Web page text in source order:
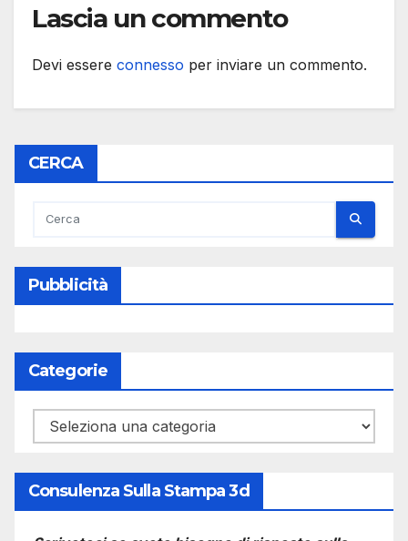
Lascia un commento
Devi essere connesso per inviare un commento.
CERCA
Pubblicità
Categorie
Categorie
Consulenza Sulla Stampa 3d